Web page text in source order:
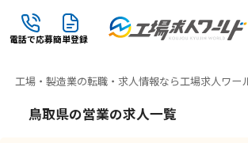
電話で応募簡単登録
工場・製造業の転職・求人情報なら工場求人ワー
鳥取県の営業の求人一覧